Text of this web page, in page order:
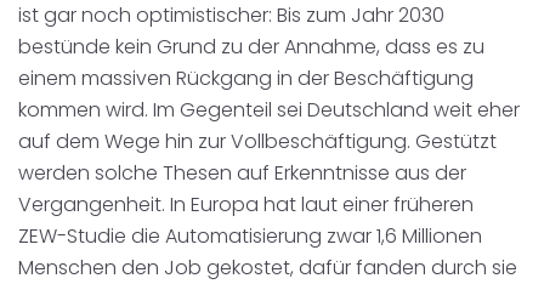
ist gar noch optimistischer: Bis zum Jahr 2030
bestünde kein Grund zu der Annahme, dass es zu
einem massiven Rückgang in der Beschäftigung
kommen wird. Im Gegenteil sei Deutschland weit eher
auf dem Wege hin zur Vollbeschäftigung. Gestützt
werden solche Thesen auf Erkenntnisse aus der
Vergangenheit. In Europa hat laut einer früheren
ZEW-Studie die Automatisierung zwar 1,6 Millionen
Menschen den Job gekostet, dafür fanden durch sie